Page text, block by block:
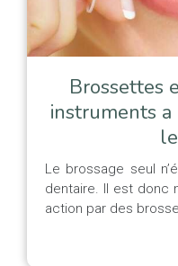
Brossettes
instruments
Le brossage seul
dentaire. Il est donc
action par des